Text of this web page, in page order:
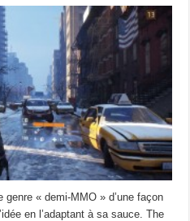
« demi-MMO » d’une façon
en l’adaptant à sa sauce. The